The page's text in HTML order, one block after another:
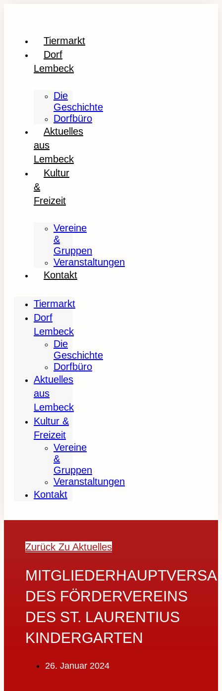
Tiermarkt
Dorf
Lembeck
Die
Geschichte
Dorfbüro
Aktuelles
aus
Lembeck
Kultur
&
Freizeit
Vereine
&
Gruppen
Veranstaltungen
Kontakt
Tiermarkt
Dorf
Lembeck
Die
Geschichte
Dorfbüro
Aktuelles
aus
Lembeck
Kultur &
Freizeit
Vereine
&
Gruppen
Veranstaltungen
Kontakt
Zurück Zu Aktuelles
DES FÖRDERVEREINS
DES ST. LAURENTIUS
KINDERGARTEN
26. Januar 2024